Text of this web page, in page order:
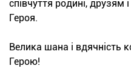
співчуття родині, друзям
Героя.
Велика шана і вдячність
Герою!